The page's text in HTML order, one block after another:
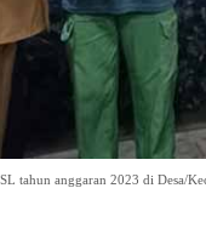
tahun anggaran 2023 di Desa/